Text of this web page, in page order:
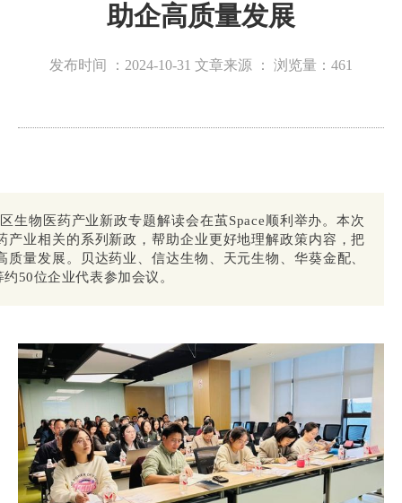
助企高质量发展
发布时间 ：2024-10-31 文章来源 ： 浏览量： 461
生物医药产业新政专题解读会在茧Space顺利举办。本次
产业相关的系列新政，帮助企业更好地理解政策内容，把
量发展。贝达药业、信达生物、天元生物、华葵金配、
50位企业代表参加会议。